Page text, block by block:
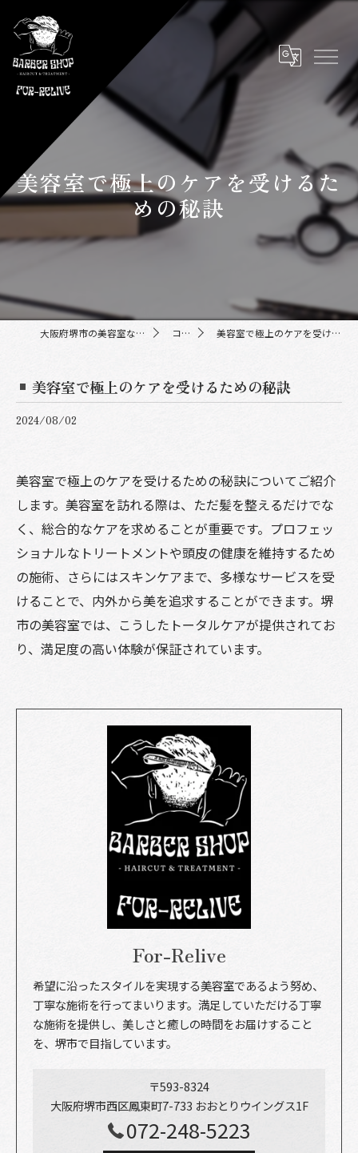
美容室で極上のケアを受けるた
めの秘訣
大阪府堺市の美容室ならFor-Relive コラム 美容室で極上のケアを受けるための秘訣
美容室で極上のケアを受けるための秘訣
2024/08/02
美容室で極上のケアを受けるための秘訣についてご紹介
します。美容室を訪れる際は、ただ髪を整えるだけでな
く、総合的なケアを求めることが重要です。プロフェッ
ショナルなトリートメントや頭皮の健康を維持するため
の施術、さらにはスキンケアまで、多様なサービスを受
けることで、内外から美を追求することができます。堺
市の美容室では、こうしたトータルケアが提供されてお
り、満足度の高い体験が保証されています。
For-Relive
希望に沿ったスタイルを実現する美容室であるよう努め、
丁寧な施術を行ってまいります。満足していただける丁寧
な施術を提供し、美しさと癒しの時間をお届けすること
を、堺市で目指しています。
〒593-8324
大阪府堺市西区鳳東町7-733 おおとりウイングス1F
072-248-5223